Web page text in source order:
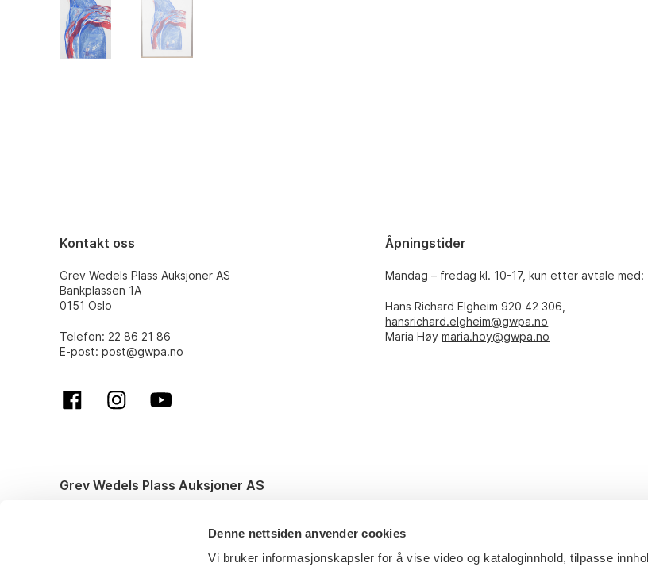
Denne nettsiden anvender cookies
Vi bruker informasjonskapsler for å vise video og kataloginnhold, tilpasse
Kontakt oss
Grev Wedels Plass Auksjoner AS
Bankplassen 1A
0151 Oslo
Telefon: 22 86 21 86
E-post: post@gwpa.no
Åpningstider
Mandag – fredag kl. 10-17, kun etter avtale med:
Hans Richard Elgheim 920 42 306,
hansrichard.elgheim@gwpa.no
Maria Høymaria.hoy@gwpa.no
Grev Wedels Plass Auksjoner AS